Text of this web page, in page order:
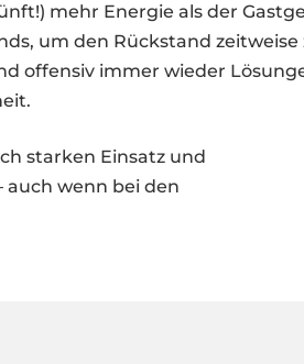
mehr Energie als der
um den Rückstand zeitweise
offensiv immer wieder
starken Einsatz und
auch wenn bei den